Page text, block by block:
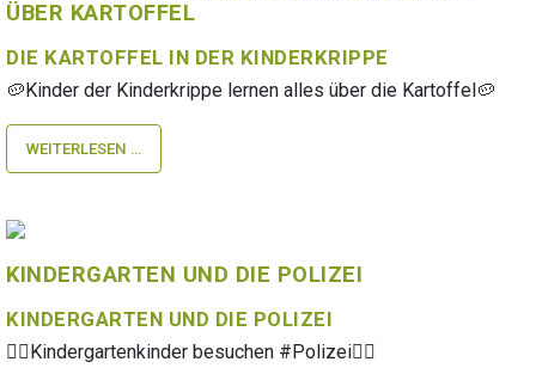
ÜBER KARTOFFEL
DIE KARTOFFEL IN DER KINDERKRIPPE
🥔Kinder der Kinderkrippe lernen alles über die Kartoffel🥔
WEITERLESEN …
KINDERGARTEN UND DIE POLIZEI
KINDERGARTEN UND DIE POLIZEI
👩‍✈️Kindergartenkinder besuchen #Polizei👨‍✈️